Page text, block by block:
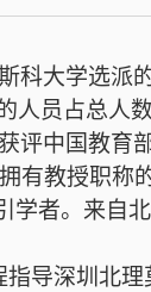
科大学选派
人员占总人
评中国教育
有教授职称
学者。来自
导深圳北